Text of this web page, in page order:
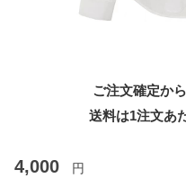
ご注文確定か
送料は1注文あ
4,000 円